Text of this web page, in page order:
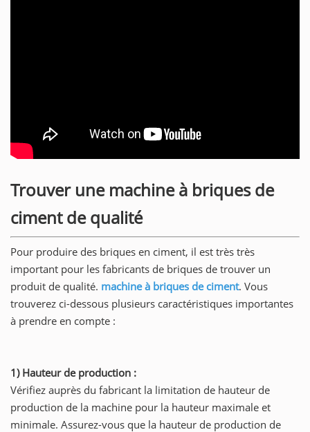
Trouver une machine à briques de
ciment de qualité
Pour produire des briques en ciment, il est très très
important pour les fabricants de briques de trouver un
produit de qualité. machine à briques de ciment. Vous
trouverez ci-dessous plusieurs caractéristiques importantes
à prendre en compte :
1) Hauteur de production :
Vérifiez auprès du fabricant la limitation de hauteur de
production de la machine pour la hauteur maximale et
minimale. Assurez-vous que la hauteur de production de